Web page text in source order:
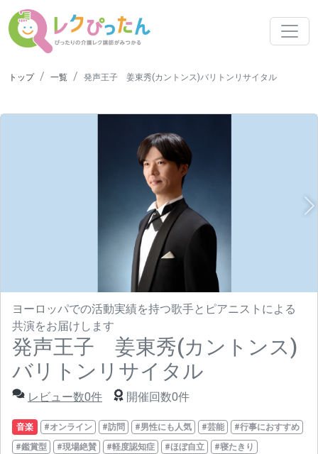
トップ 一覧 発声王子 姜東秀(カントンス)バリトンリサイタル
発声王子 姜東秀(カントンス)
バリトンリサイタル
ヨーロッパでの活動実績を持つ歌手とピアニストによる
共演をお届けします
レビュー数0件 開催回数0件
音楽 #オンライン #訪問 #男性にも人気 #芸能
#行事におすすめ
#鑑賞型
#現場絶賛 #軽度認知症 #ほぼ自立
#寝たきり